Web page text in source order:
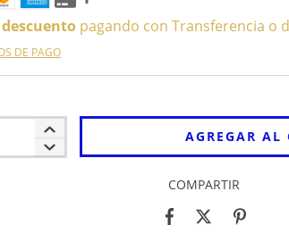
descuento pagando con Transferencia o
DE PAGO
COMPARTIR